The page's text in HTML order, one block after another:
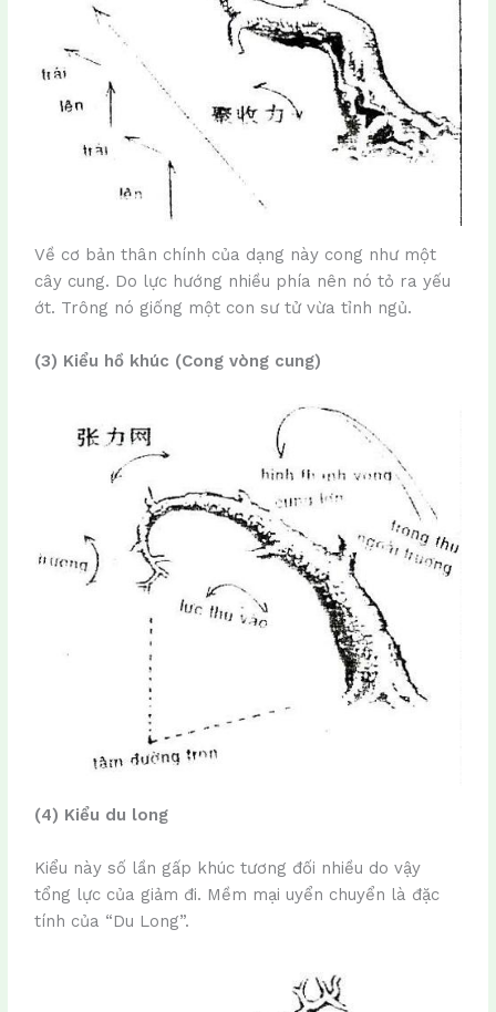
Về cơ bản thân chính của dạng này cong như một
cây cung. Do lực hướng nhiều phía nên nó tỏ ra yếu
ớt. Trông nó giống một con sư tử vừa tỉnh ngủ.
(3) Kiểu hồ khúc (Cong vòng cung)
(4) Kiểu du long
Kiểu này số lần gấp khúc tương đối nhiều do vậy
tổng lực của giảm đi. Mềm mại uyển chuyển là đặc
tính của “Du Long”.